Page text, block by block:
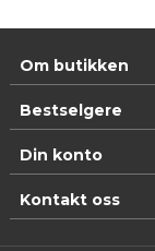
Om butikken
Bestselgere
Din konto
Kontakt oss